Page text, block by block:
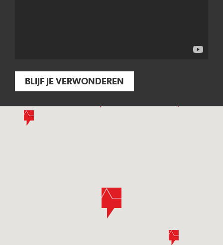
BLIJF JE VERWONDEREN